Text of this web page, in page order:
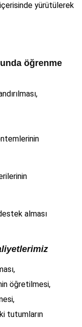
yürütülerek
öğrenme
alması
öğretilmesi,
tutumların